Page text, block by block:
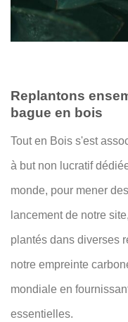
Replantons
bague en bois
Tout en Bois s'est
à but non lucratif
monde, pour mener
lancement de notre
plantés dans diverses
notre empreinte
mondiale en
essentielles.